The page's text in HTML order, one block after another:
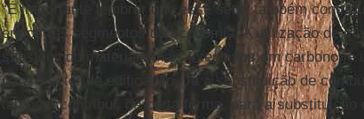
“É importante lembrar que esse setor também
em outras segmentos da economia. A utilização de
substituindo materiais mais intensivos em carbono, é
para o setor de edificação. Já a substituição de
também contribui, de certa forma, para a